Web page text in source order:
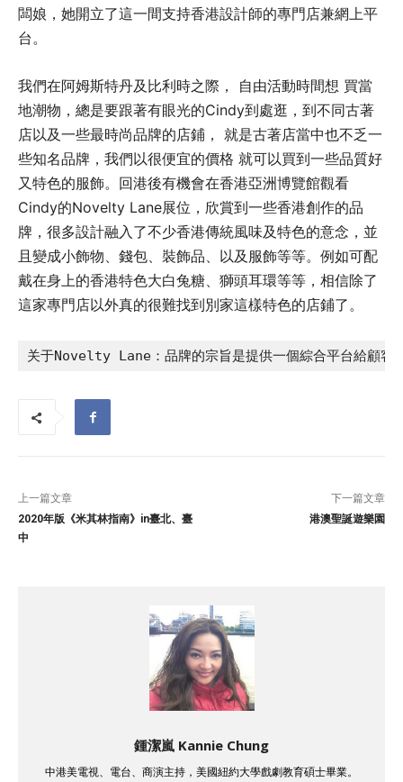
闆娘，她開立了這一間支持香港設計師的專門店兼網上平
台。
我們在阿姆斯特丹及比利時之際， 自由活動時間想 買當
地潮物，總是要跟著有眼光的Cindy到處逛，到不同古著
店以及一些最時尚品牌的店鋪， 就是古著店當中也不乏一
些知名品牌，我們以很便宜的價格 就可以買到一些品質好
又特色的服飾。回港後有機會在香港亞洲博覽館觀看
Cindy的Novelty Lane展位，欣賞到一些香港創作的品
牌，很多設計融入了不少香港傳統風味及特色的意念，並
且變成小飾物、錢包、裝飾品、以及服飾等等。例如可配
戴在身上的香港特色大白兔糖、獅頭耳環等等，相信除了
這家專門店以外真的很難找到別家這樣特色的店鋪了。
关于Novelty Lane：品牌的宗旨是提供一個綜合平台給顧客
上一篇文章
2020年版《米其林指南》in臺北、臺
中
下一篇文章
港澳聖誕遊樂園
鍾潔嵐 Kannie Chung
中港美電視、電台、商演主持，美國紐約大學戲劇教育碩士畢業。